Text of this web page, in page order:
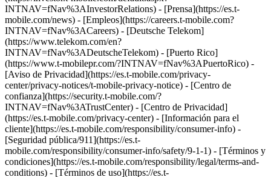
INTNAV=fNav%3AInvestorRelations) - [Prensa](https://es.t-
mobile.com/news) - [Empleos](https://careers.t-mobile.com?
INTNAV=fNav%3ACareers) - [Deutsche Telekom]
(https://www.telekom.com/en?
INTNAV=fNav%3ADeutscheTelekom) - [Puerto Rico]
(https://www.t-mobilepr.com/?INTNAV=fNav%3APuertoRico) -
[Aviso de Privacidad](https://es.t-mobile.com/privacy-
center/privacy-notices/t-mobile-privacy-notice) - [Centro de
confianza](https://security.t-mobile.com/?
INTNAV=fNav%3ATrustCenter) - [Centro de Privacidad]
(https://es.t-mobile.com/privacy-center) - [Información para el
cliente](https://es.t-mobile.com/responsibility/consumer-info) -
[Seguridad pública/911](https://es.t-
mobile.com/responsibility/consumer-info/safety/9-1-1) - [Términos y
condiciones](https://es.t-mobile.com/responsibility/legal/terms-and-
conditions) - [Términos de uso](https://es.t-